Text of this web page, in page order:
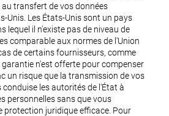
OUPS...
transfert de vos données
Unis. Les États-Unis sont un pays
lequel il n'existe pas de niveau de
comparable aux normes de l'Union
de certains fournisseurs, comme
garantie n'est offerte pour compenser
un risque que la transmission de vos
les autorités de l'État à
personnelles sans que vous
protection juridique efficace. Pour